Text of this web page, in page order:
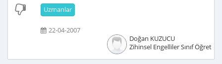
Uzmanlar
22-04-2007
Doğan KUZUCU
Zihinsel Engelliler Sınıf